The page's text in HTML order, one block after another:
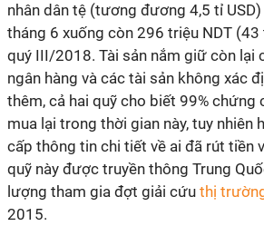
nhân dân tệ (tương đương 4,5 tỉ
tháng 6 xuống còn 296 triệu NDT (43
quý III/2018. Tài sản nắm giữ còn lại
ngân hàng và các tài sản không xác
thêm, cả hai quỹ cho biết 99% chứng
mua lại trong thời gian này, tuy nhiên
cấp thông tin chi tiết về ai đã rút tiền
quỹ này được truyền thông Trung
lượng tham gia đợt giải cứu thị
2015.